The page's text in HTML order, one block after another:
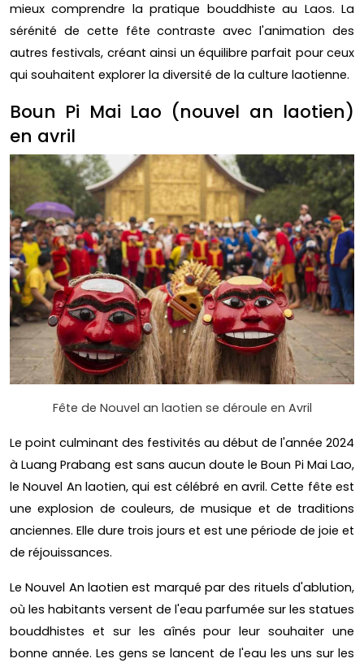
mieux comprendre la pratique bouddhiste au Laos. La
sérénité de cette fête contraste avec l'animation des
autres festivals, créant ainsi un équilibre parfait pour ceux
qui souhaitent explorer la diversité de la culture laotienne.
Boun Pi Mai Lao (nouvel an laotien)
en avril
Fête de Nouvel an laotien se déroule en Avril
Le point culminant des festivités au début de l'année 2024
à Luang Prabang est sans aucun doute le Boun Pi Mai Lao,
le Nouvel An laotien, qui est célébré en avril. Cette fête est
une explosion de couleurs, de musique et de traditions
anciennes. Elle dure trois jours et est une période de joie et
de réjouissances.
Le Nouvel An laotien est marqué par des rituels d'ablution,
où les habitants versent de l'eau parfumée sur les statues
bouddhistes et sur les aînés pour leur souhaiter une
bonne année. Les gens se lancent de l'eau les uns sur les